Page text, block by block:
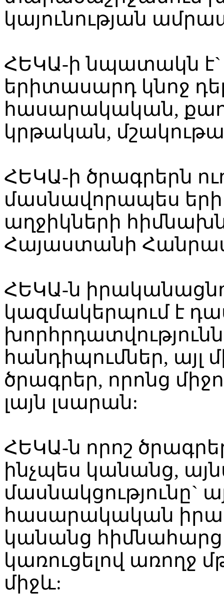
կայունության
ՀԵԿԱ-ի նպատակն է`
երիտասարդ կնոջ
հասարակական,
կրթական,
ՀԵԿԱ-ի ծրագրերն
մասնավորապես
աղջիկների
Հայաստանի
ՀԵԿԱ-ն
կազմակերպում է
հանդիպումներ, այլ
ծրագրեր, որոնց
լայն լսարան:
ՀԵԿԱ-ն որոշ
ինչպես կանանց,
մասնակցությունը`
հասարակական
կանանց
կառուցելով առողջ
միջև: